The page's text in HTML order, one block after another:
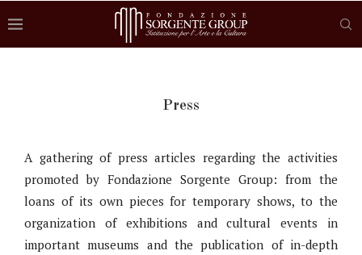
Press
A gathering of press articles regarding the activities
promoted by Fondazione Sorgente Group: from the
loans of its own pieces for temporary shows, to the
organization of exhibitions and cultural events in
important museums and the publication of in-depth